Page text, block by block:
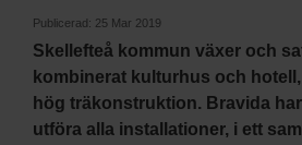
Publicerad: 25 Mar 2019
Skellefteå kommun växer och
kombinerat kulturhus och
hög träkonstruktion. Bravida
utföra alla installationer, i ett